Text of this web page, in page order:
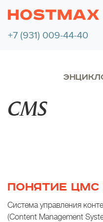
+7 (931) 009-44-40
CMS
ПОНЯТИЕ ЦМС
Система управления
(Content Management